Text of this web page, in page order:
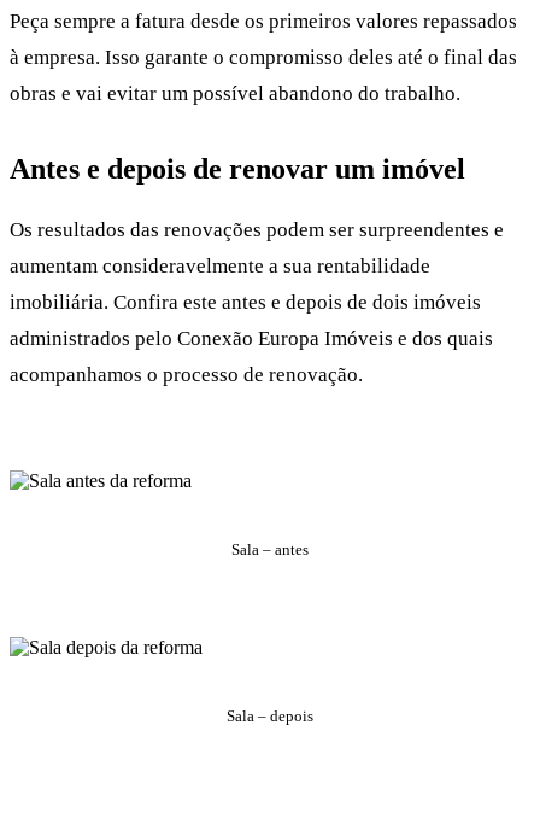
Peça sempre a fatura desde os primeiros valores repassados
à empresa. Isso garante o compromisso deles até o final das
obras e vai evitar um possível abandono do trabalho.
Antes e depois de renovar um imóvel
Os resultados das renovações podem ser surpreendentes e
aumentam consideravelmente a sua rentabilidade
imobiliária. Confira este antes e depois de dois imóveis
administrados pelo Conexão Europa Imóveis e dos quais
acompanhamos o processo de renovação.
Sala – antes
Sala – depois